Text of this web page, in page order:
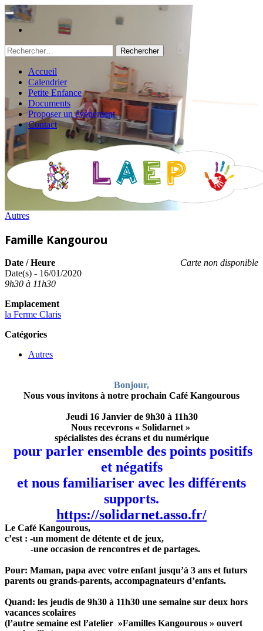
Rechercher :
Accueil
Calendrier
Petite Enfance
Documents
Proposer un évènement
Contact
Autres
Famille Kangourou
Carte non disponible
Date / Heure
Date(s) - 16/01/2020
9h30 à 11h30
Emplacement
la Ferme Claris
Catégories
Autres
Bonjour,
Nous vous invitons à notre prochain Café Kangourous
Jeudi 16 Janvier de 9h30 à 11h30
Nous recevrons « Solidarnet »
spécialistes des écrans et du numérique
pour parler ensemble des points positifs
et négatifs
et nous familiariser avec les différents
supports.
https://solidarnet.asso.fr/
Le Café Kangourous,
c’est : -un moment de détente et de jeux,
-une occasion de rencontres et de partages.
Pour: Maman, papa avec votre enfant jusqu’à 3 ans et futurs
parents ou grands-parents, accompagnateurs d’enfants.
Quand: les jeudis de 9h30 à 11h30 une semaine sur deux hors
vacances scolaires
(l’autre semaine est l’atelier »Familles Kangourous » ouvert